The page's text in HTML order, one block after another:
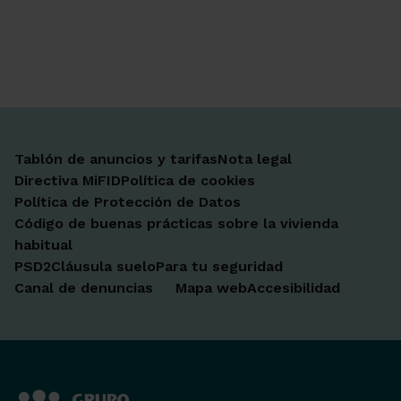
Tablón de anuncios y tarifasNota legal
Directiva MiFIDPolítica de cookies
Política de Protección de Datos
Código de buenas prácticas sobre la vivienda
habitual
PSD2Cláusula sueloPara tu seguridad
Canal de denuncias
Mapa webAccesibilidad